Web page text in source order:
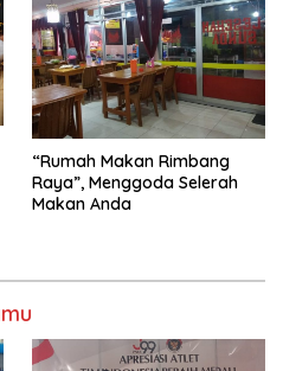
“Rumah Makan Rimbang
Raya”, Menggoda Selerah
Makan Anda